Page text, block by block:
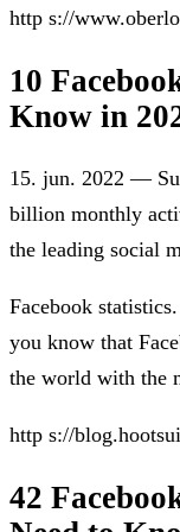
http s://
10
Know in
15. jun. 2022 —
billion monthly
the leading social
Facebook
you know that
the world with the
http s://
42